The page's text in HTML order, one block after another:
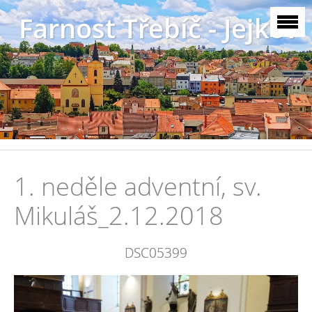
Farnost Třebíč - Jejkov
1. neděle adventní, sv.
Mikuláš_2.12.2018
DSC05399